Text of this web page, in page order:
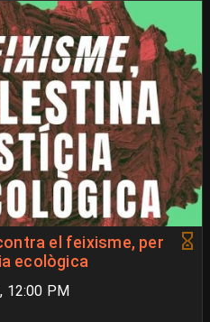
el feixisme, per
ecològica
12:00 PM